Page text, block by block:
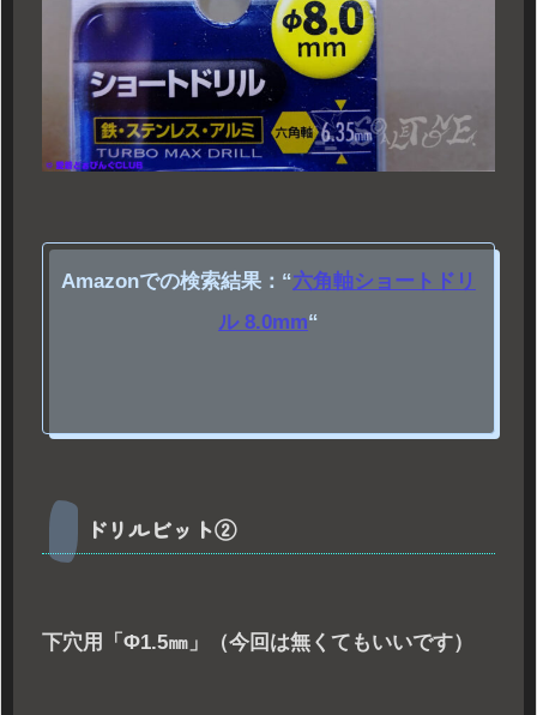
Amazonでの検索結果： “六角軸ショートドリ
ル 8.0mm“
ドリルビット②
下穴用「Φ1.5㎜」（今回は無くてもいいです）